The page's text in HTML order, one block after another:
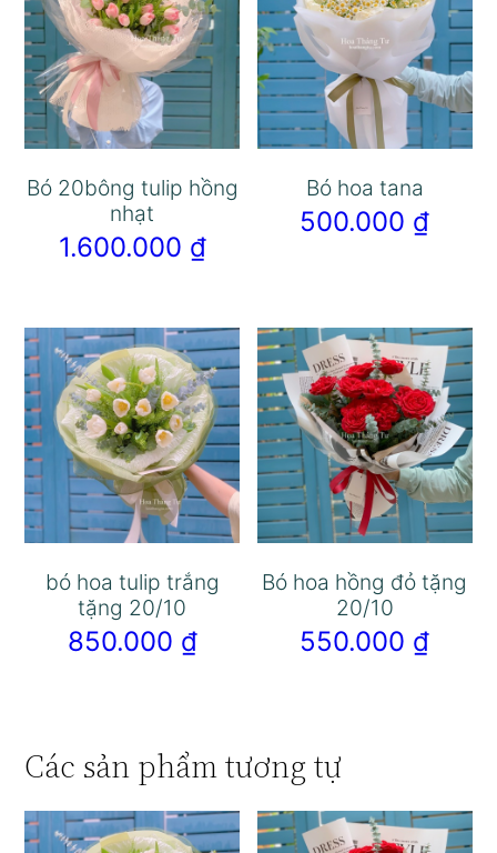
Bó 20bông tulip hồng
nhạt
1.600.000 ₫
Bó hoa tana
500.000 ₫
bó hoa tulip trắng
tặng 20/10
850.000 ₫
Bó hoa hồng đỏ tặng
20/10
550.000 ₫
Các sản phẩm tương tự